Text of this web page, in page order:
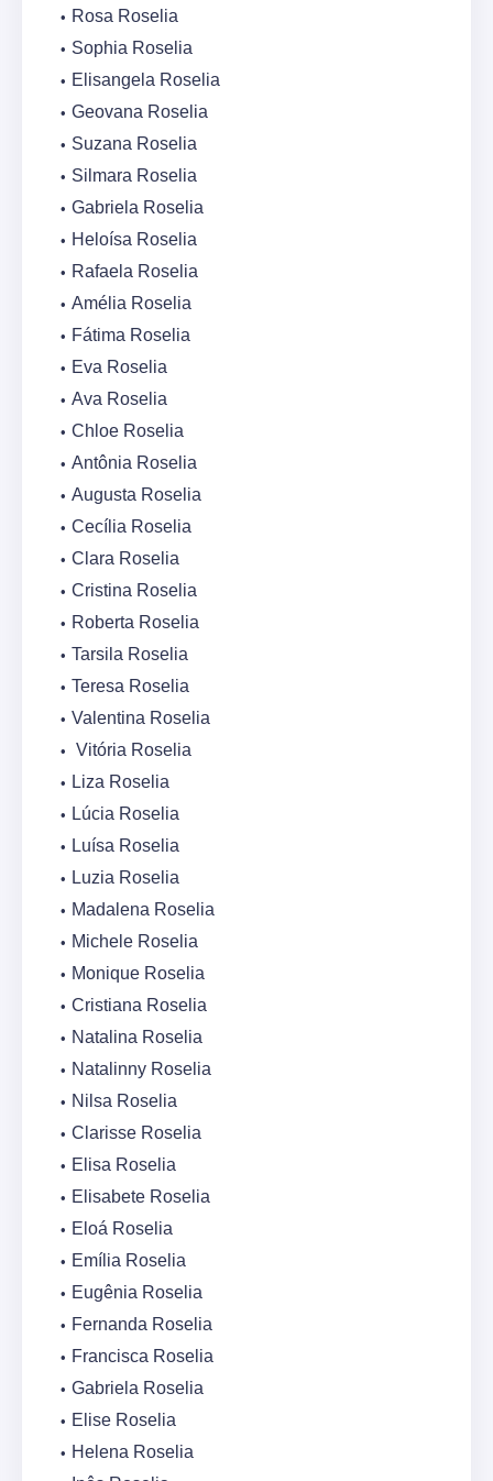
Rosa Roselia
Sophia Roselia
Elisangela Roselia
Geovana Roselia
Suzana Roselia
Silmara Roselia
Gabriela Roselia
Heloísa Roselia
Rafaela Roselia
Amélia Roselia
Fátima Roselia
Eva Roselia
Ava Roselia
Chloe Roselia
Antônia Roselia
Augusta Roselia
Cecília Roselia
Clara Roselia
Cristina Roselia
Roberta Roselia
Tarsila Roselia
Teresa Roselia
Valentina Roselia
Vitória Roselia
Liza Roselia
Lúcia Roselia
Luísa Roselia
Luzia Roselia
Madalena Roselia
Michele Roselia
Monique Roselia
Cristiana Roselia
Natalina Roselia
Natalinny Roselia
Nilsa Roselia
Clarisse Roselia
Elisa Roselia
Elisabete Roselia
Eloá Roselia
Emília Roselia
Eugênia Roselia
Fernanda Roselia
Francisca Roselia
Gabriela Roselia
Elise Roselia
Helena Roselia